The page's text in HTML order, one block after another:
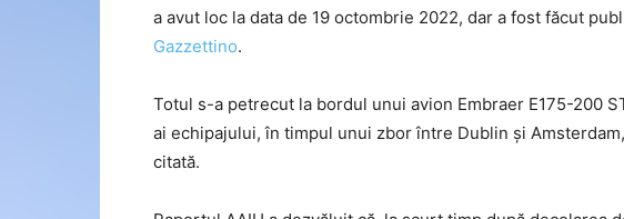
a avut loc la data de 19 octombrie 2022, dar a fost făcut
Gazzettino.
Totul s-a petrecut la bordul unui avion Embraer E175-200
ai echipajului, în timpul unui zbor între Dublin și
citată.